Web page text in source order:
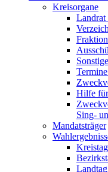
Kreisorgane
Landrat
Hilfe
Sing-
Mandatsträger
Landtag